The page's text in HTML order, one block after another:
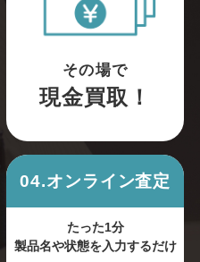
その場で
現金買取！
04.オンライン査定
たった1分
製品名や状態を入力するだけ